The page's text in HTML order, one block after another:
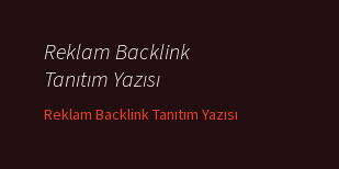
Reklam Backlink
Tanıtım Yazısı
Reklam Backlink Tanıtım Yazısı